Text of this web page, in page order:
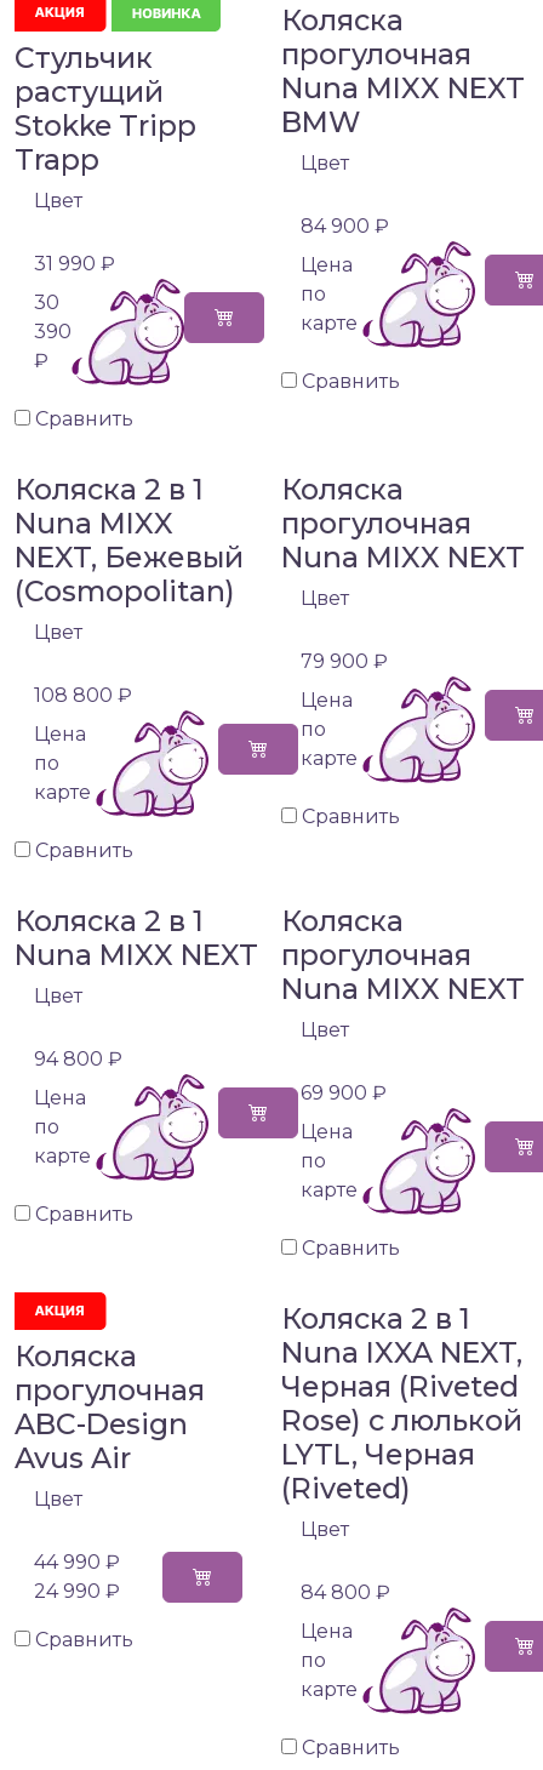
Стульчик
растущий
Stokke Tripp
Trapp
Цвет
31 990 ₽
30
390
₽
Сравнить
Коляска
прогулочная
Nuna MIXX NEXT
BMW
Цвет
84 900 ₽
Цена
по
карте
Сравнить
Коляска 2 в 1
Nuna MIXX
NEXT, Бежевый
(Cosmopolitan)
Цвет
108 800 ₽
Цена
по
карте
Сравнить
Коляска
прогулочная
Nuna MIXX NEXT
Цвет
79 900 ₽
Цена
по
карте
Сравнить
Коляска 2 в 1
Nuna MIXX NEXT
Цвет
94 800 ₽
Цена
по
карте
Сравнить
Коляска
прогулочная
Nuna MIXX NEXT
Цвет
69 900 ₽
Цена
по
карте
Сравнить
Коляска
прогулочная
ABC-Design
Avus Air
Цвет
44 990 ₽
24 990 ₽
Сравнить
Коляска 2 в 1
Nuna IXXA NEXT,
Черная (Riveted
Rose) с люлькой
LYTL, Черная
(Riveted)
Цвет
84 800 ₽
Цена
по
карте
Сравнить